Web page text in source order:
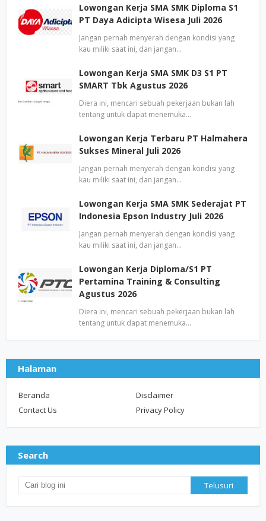
Lowongan Kerja SMA SMK Diploma S1
PT Daya Adicipta Wisesa Juli 2026
Jangan pernah menyerah dengan kondisi yang
kau miliki saat ini, dan jangan…
Lowongan Kerja SMA SMK D3 S1 PT
SMART Tbk Agustus 2026
Diera ini, mencari sebuah pekerjaan bukan lah
tentang untuk dapat menemuka…
Lowongan Kerja Terbaru PT Halmahera
Sukses Mineral Juli 2026
Jangan pernah menyerah dengan kondisi yang
kau miliki saat ini, dan jangan…
Lowongan Kerja SMA SMK Sederajat PT
Indonesia Epson Industry Juli 2026
Jangan pernah menyerah dengan kondisi yang
kau miliki saat ini, dan jangan…
Lowongan Kerja Diploma/S1 PT
Pertamina Training & Consulting
Agustus 2026
Diera ini, mencari sebuah pekerjaan bukan lah
tentang untuk dapat menemuka…
Halaman
Beranda
Disclaimer
Contact Us
Privacy Policy
Search